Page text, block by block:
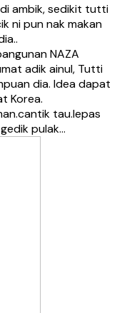
ambik, sedikit tutti
ni pun nak makan
NAZA
adik ainul, Tutti
dia. Idea dapat
Korea.
tau.lepas
pulak…